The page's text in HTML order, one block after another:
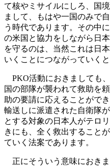
て核やミサイルにしろ、国
まして、もはや一国のみで
う時代であります。その中
の米国と協力をしながら日
を守るのは、当然これは日
いくことにつながっていく
PKO活動におきましても
国の部隊が襲われて救助を
助の要請に応えることがで
輸送しに派遣された自衛隊
とする対象の日本人がテロ
きにも、全く救出すること
ていく法案であります。
正にそういう意味におき